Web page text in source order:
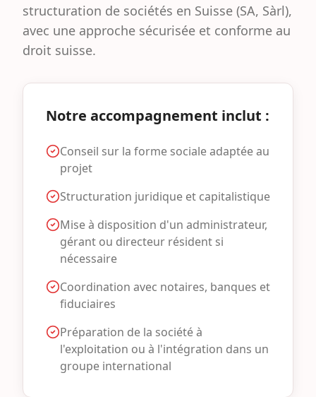
structuration de sociétés en Suisse (SA, Sàrl),
avec une approche sécurisée et conforme au
droit suisse.
Notre accompagnement inclut :
Conseil sur la forme sociale adaptée au
projet
Structuration juridique et capitalistique
Mise à disposition d'un administrateur,
gérant ou directeur résident si
nécessaire
Coordination avec notaires, banques et
fiduciaires
Préparation de la société à
l'exploitation ou à l'intégration dans un
groupe international